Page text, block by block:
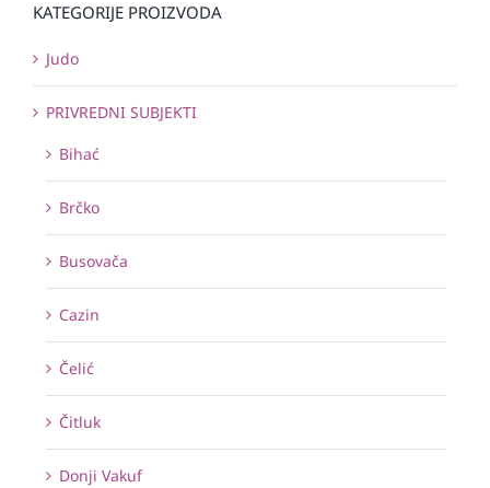
KATEGORIJE PROIZVODA
Judo
PRIVREDNI SUBJEKTI
Bihać
Brčko
Busovača
Cazin
Čelić
Čitluk
Donji Vakuf